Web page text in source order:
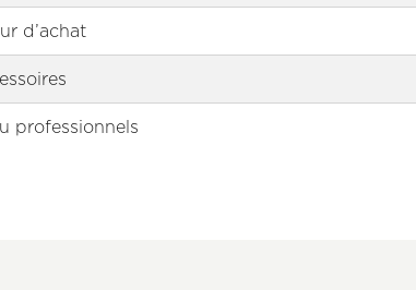
d’achat
professionnels